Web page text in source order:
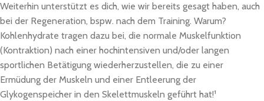
Weiterhin unterstützt es dich, wie wir bereits gesagt haben, auch
bei der Regeneration, bspw. nach dem Training. Warum?
Kohlenhydrate tragen dazu bei, die normale Muskelfunktion
(Kontraktion) nach einer hochintensiven und/oder langen
sportlichen Betätigung wiederherzustellen, die zu einer
Ermüdung der Muskeln und einer Entleerung der
Glykogenspeicher in den Skelettmuskeln geführt hat!¹